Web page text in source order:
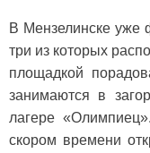
В Мензелинске уже
три из которых
площадкой
занимаются в
лагере
скором времени